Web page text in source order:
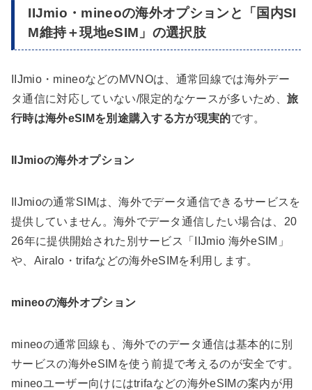
IIJmio・mineoの海外オプションと「国内SI
M維持＋現地eSIM」の選択肢
IIJmio・mineoなどのMVNOは、通常回線では海外デー
タ通信に対応していない/限定的なケースが多いため、 旅
行時は海外eSIMを別途購入する方が現実的です。
IIJmioの海外オプション
IIJmioの通常SIMは、海外でデータ通信できるサービスを
提供していません。海外でデータ通信したい場合は、20
26年に提供開始された別サービス「IIJmio 海外eSIM」
や、Airalo・trifaなどの海外eSIMを利用します。
mineoの海外オプション
mineoの通常回線も、海外でのデータ通信は基本的に別
サービスの海外eSIMを使う前提で考えるのが安全です。
mineoユーザー向けにはtrifaなどの海外eSIMの案内が用